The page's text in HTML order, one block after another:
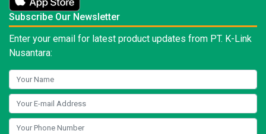
Subscribe Our Newsletter
Enter your email for latest product updates from PT. K-Link
Nusantara: